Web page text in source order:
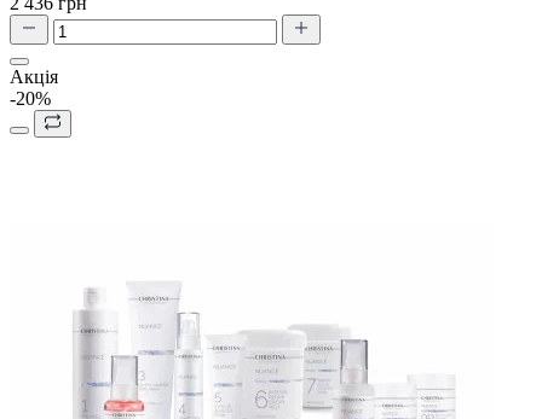
Акція
-20%